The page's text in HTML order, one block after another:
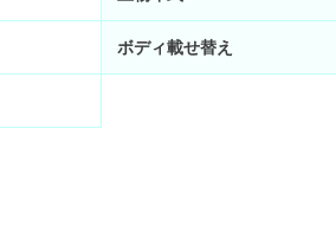
ボディ載せ替え